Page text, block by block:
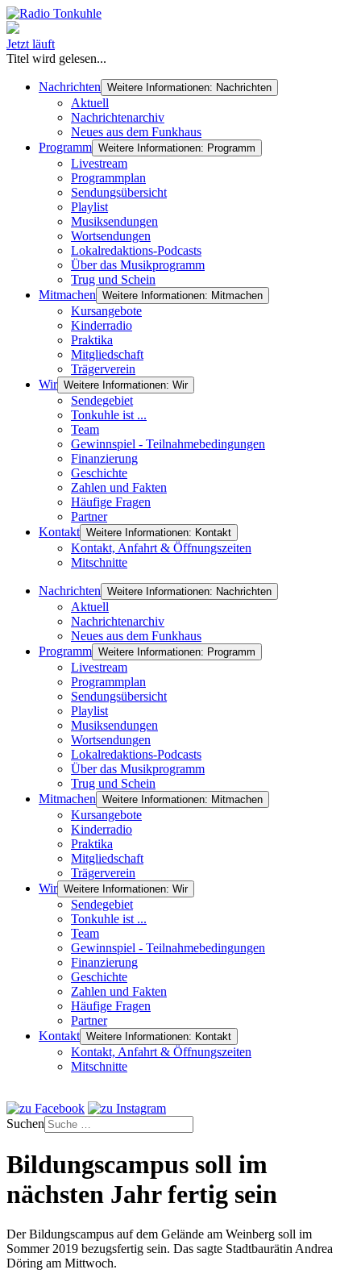
Jetzt läuft
Titel wird gelesen...
Nachrichten Weitere Informationen: Nachrichten
Aktuell
Nachrichtenarchiv
Neues aus dem Funkhaus
Programm Weitere Informationen: Programm
Livestream
Programmplan
Sendungsübersicht
Playlist
Musiksendungen
Wortsendungen
Lokalredaktions-Podcasts
Über das Musikprogramm
Trug und Schein
Mitmachen Weitere Informationen: Mitmachen
Kursangebote
Kinderradio
Praktika
Mitgliedschaft
Trägerverein
Wir Weitere Informationen: Wir
Sendegebiet
Tonkuhle ist ...
Team
Gewinnspiel - Teilnahmebedingungen
Finanzierung
Geschichte
Zahlen und Fakten
Häufige Fragen
Partner
Kontakt Weitere Informationen: Kontakt
Kontakt, Anfahrt & Öffnungszeiten
Mitschnitte
Nachrichten Weitere Informationen: Nachrichten
Aktuell
Nachrichtenarchiv
Neues aus dem Funkhaus
Programm Weitere Informationen: Programm
Livestream
Programmplan
Sendungsübersicht
Playlist
Musiksendungen
Wortsendungen
Lokalredaktions-Podcasts
Über das Musikprogramm
Trug und Schein
Mitmachen Weitere Informationen: Mitmachen
Kursangebote
Kinderradio
Praktika
Mitgliedschaft
Trägerverein
Wir Weitere Informationen: Wir
Sendegebiet
Tonkuhle ist ...
Team
Gewinnspiel - Teilnahmebedingungen
Finanzierung
Geschichte
Zahlen und Fakten
Häufige Fragen
Partner
Kontakt Weitere Informationen: Kontakt
Kontakt, Anfahrt & Öffnungszeiten
Mitschnitte
Suchen
Bildungscampus soll im
nächsten Jahr fertig sein
Der Bildungscampus auf dem Gelände am Weinberg soll im
Sommer 2019 bezugsfertig sein. Das sagte Stadtbaurätin Andrea
Döring am Mittwoch.